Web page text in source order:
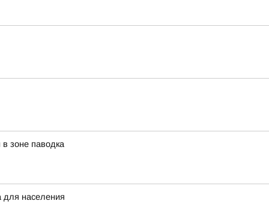
зоне паводка
для населения